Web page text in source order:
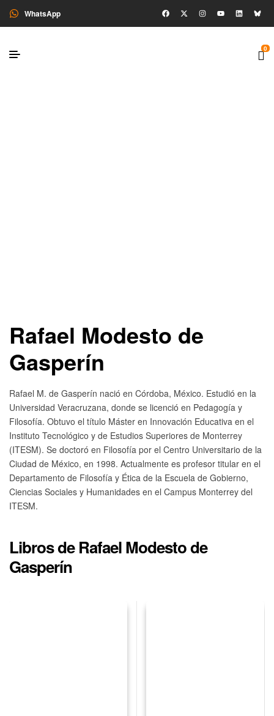
WhatsApp
0
Rafael Modesto de
Gasperín
Rafael M. de Gasperín nació en Córdoba, México. Estudió en la
Universidad Veracruzana, donde se licenció en Pedagogía y
Filosofía. Obtuvo el título Máster en Innovación Educativa en el
Instituto Tecnológico y de Estudios Superiores de Monterrey
(ITESM). Se doctoró en Filosofía por el Centro Universitario de la
Ciudad de México, en 1998. Actualmente es profesor titular en el
Departamento de Filosofía y Ética de la Escuela de Gobierno,
Ciencias Sociales y Humanidades en el Campus Monterrey del
ITESM.
Libros de Rafael Modesto de
Gasperín